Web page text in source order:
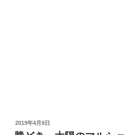
投
稿
2019年4月9日